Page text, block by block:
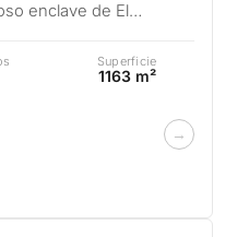
enclave de El
Superficie
1163 m²